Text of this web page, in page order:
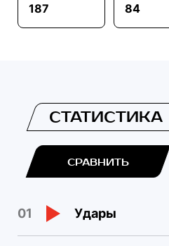
187 84
СТАТИСТИКА
СРАВНИТЬ
01 Удары